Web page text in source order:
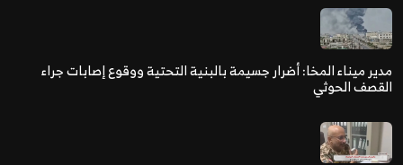
مدير ميناء المخا: أضرار جسيمة بالبنية التحتية ووقوع إصابات جراء
القصف الحوثي